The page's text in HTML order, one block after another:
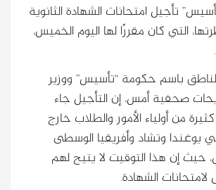
تأجيل امتحانات الشهادة الثانوية
التي كان مقررًا لها اليوم الخميس،
باسم حكومة “تأسيس” ووزير
صحفية أمس، إن التأجيل جاء
من أولياء الأمور والطلاب خارج
يوغندا وتشاد وأفريقيا الوسطى
حيث إن هذا التوقيت لا يتيح لهم
الشهادة.